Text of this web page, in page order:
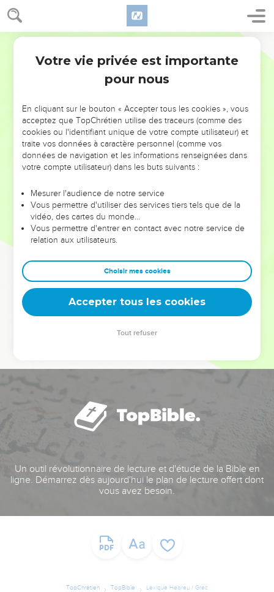
NE MANQUEZ PAS L’ÉVÉNEMENT
DE L’ANNÉE !
ET SI LEURS ERREURS POUVAIENT VOUS ÉVITER LES
VOTRES ?
leur foi ou leur vision. Mais on voit moins les doutes, les erreurs
et les saisons difficiles qu'ils ont traversés, alors même que ce
sont elles qui les ont façonnés.
Dans cette conférence, leaders, entrepreneurs, et responsables
clés pour avancer avec plus de sagesse afin que leurs erreurs
deviennent vos tremplins. Que vous guidiez un ministère, une
équipe, un groupe ou une famille, leur expérience est faite
Un outil révolutionnaire de lecture et d'étude de la Bible en
ligne. Démarrez dès aujourd'hui le plan de lecture offert dont
vous avez besoin.
TopChrétien TopBible Lexique Hébreu / Grec
Votre vie privée est importante
pour nous
En cliquant sur le bouton « Accepter tous les cookies », vous
acceptez que TopChrétien utilise des traceurs (comme des
cookies ou l'identifiant unique de votre compte utilisateur) et
traite vos données à caractère personnel (comme vos
données de navigation et les informations renseignées dans
votre compte utilisateur) dans les buts suivants :
Mesurer l'audience de notre service
Vous permettre d'utiliser des services tiers tels que de la
vidéo, des cartes du monde…
Vous permettre d'entrer en contact avec notre service de
relation aux utilisateurs.
Choisir mes cookies
Accepter tous les cookies
Tout refuser